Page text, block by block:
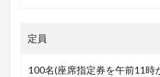
定員
100名(座席指定券を午前11時